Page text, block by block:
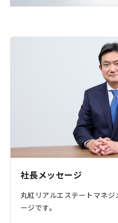
社長メッセージ
丸紅リアルエステートマネ
ージです。